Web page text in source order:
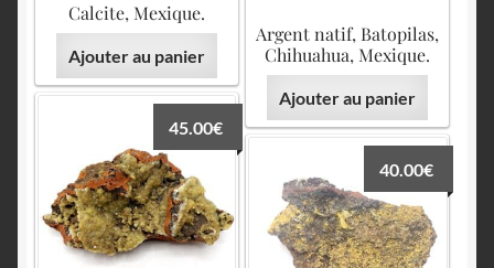
Calcite, Mexique.
Ajouter au panier
Argent natif, Batopilas,
Chihuahua, Mexique.
Ajouter au panier
45.00€
40.00€